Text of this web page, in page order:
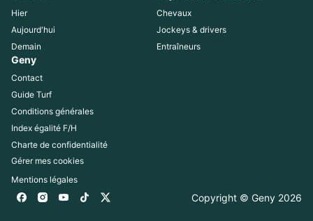
Hier
Aujourd'hui
Demain
Chevaux
Jockeys & drivers
Entraîneurs
Geny
Contact
Guide Turf
Conditions générales
Index égalité F/H
Charte de confidentialité
Gérer mes cookies
Mentions légales
Copyright © Geny 2026